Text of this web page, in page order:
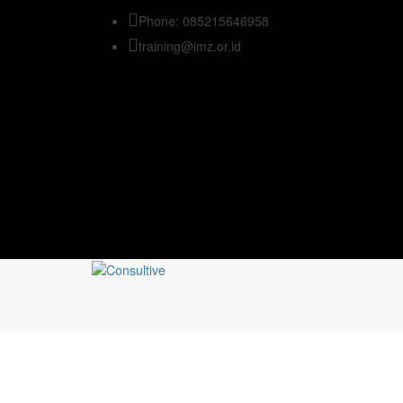
Phone: 085215646958
training@imz.or.id